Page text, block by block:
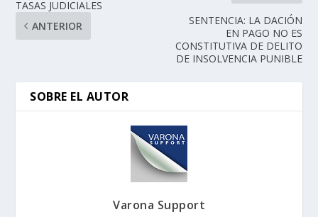
TASAS JUDICIALES
ANTERIOR
SENTENCIA: LA DACIÓN
EN PAGO NO ES
CONSTITUTIVA DE DELITO
DE INSOLVENCIA PUNIBLE
SOBRE EL AUTOR
Varona Support